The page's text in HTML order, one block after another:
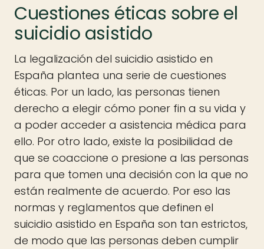
Cuestiones éticas sobre el
suicidio asistido
La legalización del suicidio asistido en
España plantea una serie de cuestiones
éticas. Por un lado, las personas tienen
derecho a elegir cómo poner fin a su vida y
a poder acceder a asistencia médica para
ello. Por otro lado, existe la posibilidad de
que se coaccione o presione a las personas
para que tomen una decisión con la que no
están realmente de acuerdo. Por eso las
normas y reglamentos que definen el
suicidio asistido en España son tan estrictos,
de modo que las personas deben cumplir